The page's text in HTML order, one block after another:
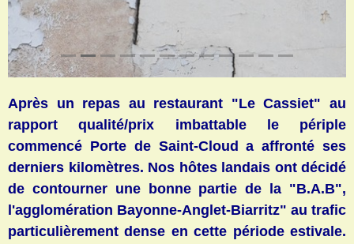
Après un repas au restaurant "Le Cassiet" au
rapport qualité/prix imbattable le périple
commencé Porte de Saint-Cloud a affronté ses
derniers kilomètres. Nos hôtes landais ont décidé
de contourner une bonne partie de la "B.A.B",
l'agglomération Bayonne-Anglet-Biarritz" au trafic
particulièrement dense en cette période estivale.